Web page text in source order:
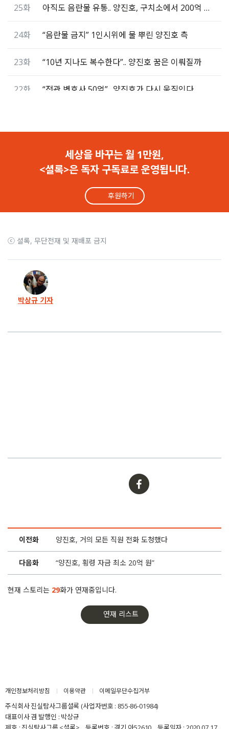
25화 아직도 음란물 유통.. 양진호, 구치소에서 200억 수입
24화 “음란물 금지” 1인시위에 물 뿌린 양진호 측
23화 “10년 지나도 복수한다”.. 양진호 꿈은 이뤄질까
22화 “전관 변호사 50억”.. 양진호가 다시 움직인다
양진호가 주문한 ‘하얀 가루’는 뭘까
양진호는 법정에서 피해자를 노려봤다
15화 “성범죄 영상, 지워달라고 하면 더 올렸다”
14화 청부폭력, 금괴, 대학인수.. 못 다한 이야기
13화 양진호, ‘수상한 변호비’ 수억 원 전달
양진호의 제안 “구속 3억, 집행유예 1억”
5화 양진호, 상류층 아들과 ‘집단 환각 워크숍’
4화 양진호, 거의 모든 직원 전화 도청했다
위디스크, ‘대포폰’으로 헤비업로더 직접 관리
세상을 바꾸는 월 1만원,
<셜록>은 독자 구독료로 운영됩니다.
후원하기
ⓒ 셜록, 무단전재 및 재배포 금지
박상규 기자
이전화 양진호, 거의 모든 직원 전화 도청했다
다음화 “양진호, 횡령 자금 최소 20억 원”
현재 스토리는 29화가 연재중입니다.
연재 리스트
개인정보처리방침 이용약관 이메일무단수집거부
주식회사 진실탐사그룹셜록 (사업자번호 : 855-86-01984)
대표이사 겸 발행인 : 박상규